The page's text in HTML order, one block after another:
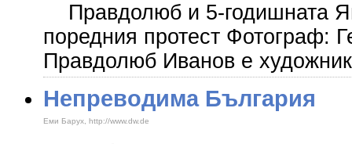
Правдолюб и 5-годишната
поредния протест
Правдолюб Иванов е
Непреводима България
Еми Барух, http://www.dw.de